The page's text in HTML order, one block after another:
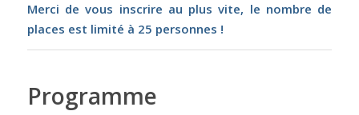
Merci de vous inscrire au plus vite, le nombre de
places est limité à 25 personnes !
Programme